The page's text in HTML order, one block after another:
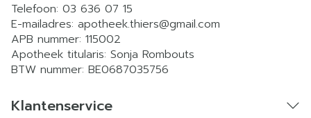
Telefoon: 03 636 07 15
E-mailadres: apotheek.thiers@gmail.com
APB nummer: 115002
Apotheek titularis: Sonja Rombouts
BTW nummer: BE0687035756
Klantenservice